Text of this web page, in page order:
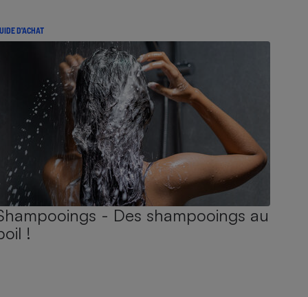
D'ACHAT
- Des shampooings au
!